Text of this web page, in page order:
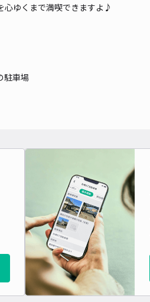
心ゆくまで満喫できますよ♪
駐車場